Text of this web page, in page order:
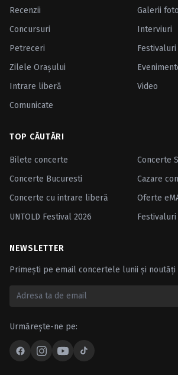
Recenzii
Galerii foto
Concursuri
Interviuri
Petreceri
Festivaluri
Zilele Oraşului
Intrare liberă
Video
Comunicate
TOP CĂUTĂRI
Bilete concerte
Concerte
Concerte Bucuresti
Cazare
Concerte cu intrare liberă
Oferte
UNTOLD Festival 2026
Festivaluri
NEWSLETTER
Primești pe email concertele lunii și noutăți
Urmărește-ne pe: